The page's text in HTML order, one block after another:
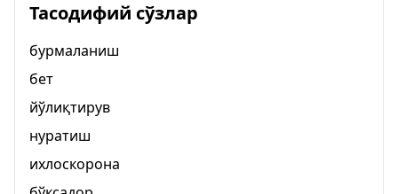
Тасодифий сўзлар
бурмаланиш
бет
йўлиқтирув
нуратиш
ихлоскорона